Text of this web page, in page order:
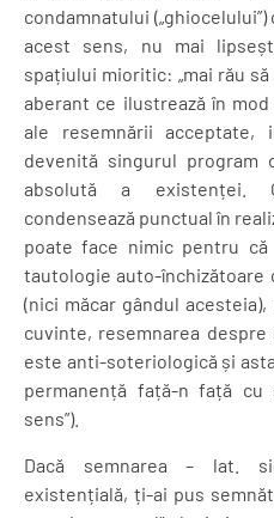
condamnatului
acest sens, nu mai
spațiului mioritic: „mai rău
aberant ce ilustrează în
ale resemnării acceptate,
devenită singurul
absolută a existenței.
condensează punctual în
poate face nimic pentru
tautologie auto-închizătoare
(nici măcar gândul
cuvinte, resemnarea
este anti-soteriologică și
permanență față-n față cu
sens”).
Dacă semnarea – lat.
existențială, ți-ai pus